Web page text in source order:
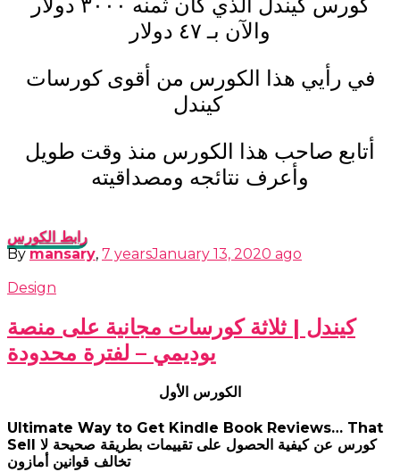
كورس كيندل الذي كان ثمنه ٣٠٠٠ دولار
والآن بـ ٤٧ دولار
في رأيي هذا الكورس من أقوى كورسات
كيندل
أتابع صاحب هذا الكورس منذ وقت طويل
وأعرف نتائجه ومصداقيته
رابط الكورس
Bymansary, 7 yearsJanuary 13, 2020 ago
Design
كيندل | ثلاثة كورسات مجانية على منصة
يوديمي – لفترة محدودة
الكورس الأول
Ultimate Way to Get Kindle Book Reviews… That
Sell كورس عن كيفية الحصول على تقييمات بطريقة صحيحة لا
تخالف قوانين أمازون